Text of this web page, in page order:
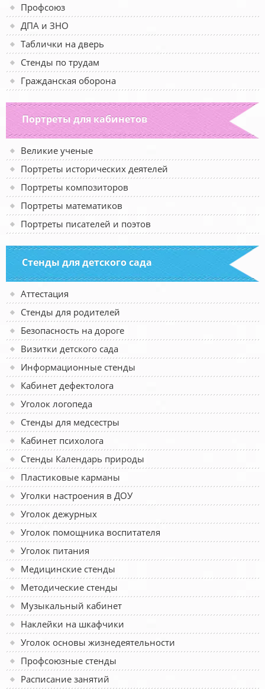
Профсоюз
ДПА и ЗНО
Таблички на дверь
Стенды по трудам
Гражданская оборона
Портреты для кабинетов
Великие ученые
Портреты исторических деятелей
Портреты композиторов
Портреты математиков
Портреты писателей и поэтов
Стенды для детского сада
Аттестация
Стенды для родителей
Безопасность на дороге
Визитки детского сада
Информационные стенды
Кабинет дефектолога
Уголок логопеда
Стенды для медсестры
Кабинет психолога
Стенды Календарь природы
Пластиковые карманы
Уголки настроения в ДОУ
Уголок дежурных
Уголок помощника воспитателя
Уголок питания
Медицинские стенды
Методические стенды
Музыкальный кабинет
Наклейки на шкафчики
Уголок основы жизнедеятельности
Профсоюзные стенды
Расписание занятий